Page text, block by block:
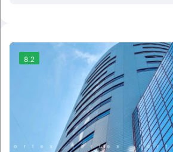
8.2